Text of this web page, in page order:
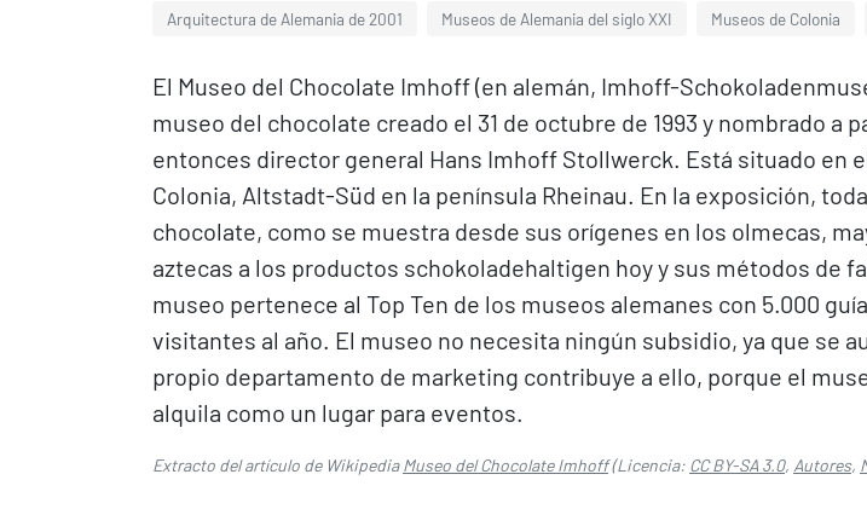
Arquitectura de Alemania de 2001 Museos de Alemania del siglo XXI Museos de Colonia
El Museo del Chocolate Imhoff (en alemán, Imhoff-
museo del chocolate creado el 31 de octubre de 1993 y nombrado a
entonces director general Hans Imhoff Stollwerck. Está situado en
Colonia, Altstadt-Süd en la península Rheinau. En la exposición,
chocolate, como se muestra desde sus orígenes en los olmecas,
aztecas a los productos schokoladehaltigen hoy y sus métodos de
museo pertenece al Top Ten de los museos alemanes con 5.000
visitantes al año. El museo no necesita ningún subsidio, ya que se
propio departamento de marketing contribuye a ello, porque el
alquila como un lugar para eventos.
Extracto del artículo de WikipediaMuseo del Chocolate Imhoff(Licencia: CC BY-SA 3.0, Autores,